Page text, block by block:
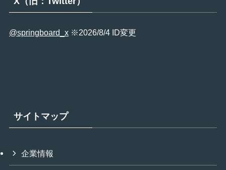
@springboard_x※2026/8/4 ID変更
サイトマップ
企業情報